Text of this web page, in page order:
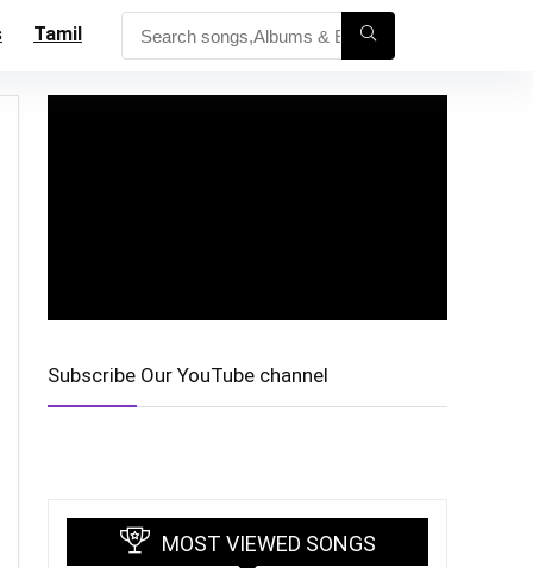
Tamil
Subscribe Our YouTube channel
MOST VIEWED SONGS